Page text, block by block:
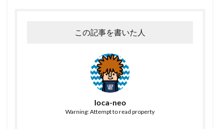
この記事を書いた人
loca-neo
Warning: Attempt to read property